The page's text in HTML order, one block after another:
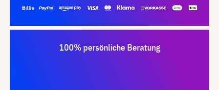
100% persönliche Beratung